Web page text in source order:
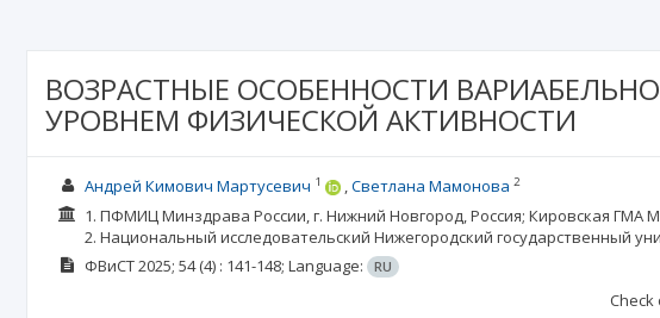
ВОЗРАСТНЫЕ ОСОБЕННОСТИ
УРОВНЕМ ФИЗИЧЕСКОЙ АКТИВНОСТИ
Андрей Кимович Мартусевич 1 Светлана Мамонова 2
1. ПФМИЦ Минздрава России, г. Нижний Новгород, Россия; Кировская ГМА
2. Национальный исследовательский Нижегородский государственный
ФВиСТ2025; 54(4) : 141-148; Language: RU